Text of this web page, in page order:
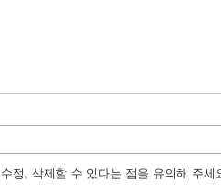
정, 삭제할 수 있다는 점을 유의해 주